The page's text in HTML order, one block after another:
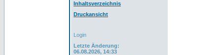
Inhaltsverzeichnis
Druckansicht
Login
Letzte Änderung:
06.08.2026, 14:33